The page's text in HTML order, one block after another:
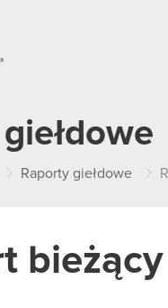
Raporty giełdowe